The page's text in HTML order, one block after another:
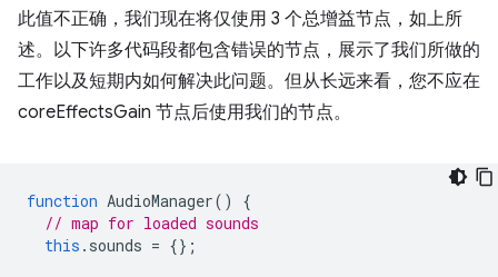
此值不正确，我们现在将仅使用 3 个总增益节点，如上所
述。以下许多代码段都包含错误的节点，展示了我们所做的
工作以及短期内如何解决此问题。但从长远来看，您不应在
coreEffectsGain 节点后使用我们的节点。
function AudioManager()
{
// map for loaded sounds
this . sounds = {};